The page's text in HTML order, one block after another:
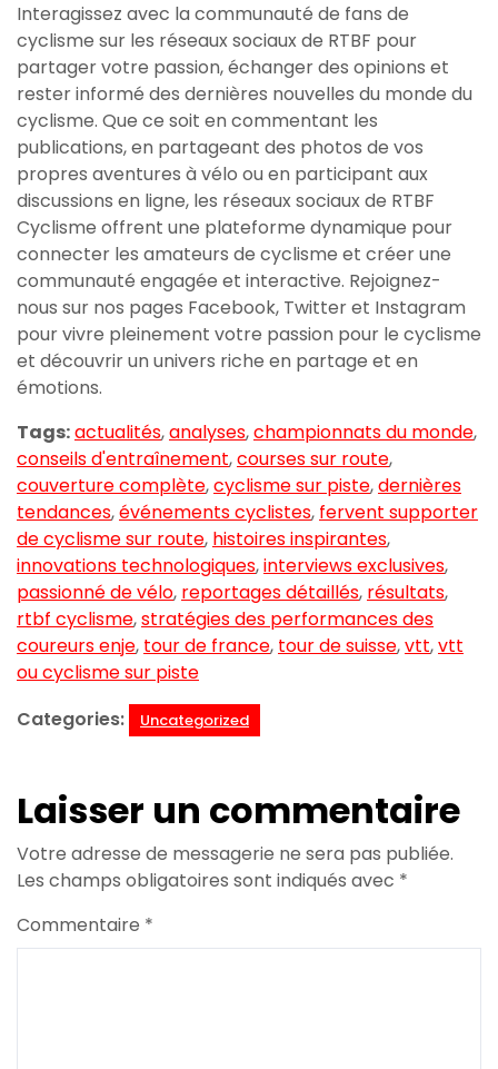
Interagissez avec la communauté de fans de
cyclisme sur les réseaux sociaux de RTBF pour
partager votre passion, échanger des opinions et
rester informé des dernières nouvelles du monde du
cyclisme. Que ce soit en commentant les
publications, en partageant des photos de vos
propres aventures à vélo ou en participant aux
discussions en ligne, les réseaux sociaux de RTBF
Cyclisme offrent une plateforme dynamique pour
connecter les amateurs de cyclisme et créer une
communauté engagée et interactive. Rejoignez-
nous sur nos pages Facebook, Twitter et Instagram
pour vivre pleinement votre passion pour le cyclisme
et découvrir un univers riche en partage et en
émotions.
Tags:actualités,analyses,championnats du monde,
conseils d'entraînement,courses sur route,
couverture complète,cyclisme sur piste,dernières
tendances,événements cyclistes, fervent supporter
de cyclisme sur route, histoires inspirantes,
innovations technologiques,interviews exclusives,
passionné de vélo, reportages détaillés, résultats,
rtbf cyclisme,stratégies des performances des
coureurs enje, tour de france, tour de suisse,vtt,vtt
ou cyclisme sur piste
Categories:
Uncategorized
Laisser un commentaire
Votre adresse de messagerie ne sera pas publiée.
Les champs obligatoires sont indiqués avec *
Commentaire *